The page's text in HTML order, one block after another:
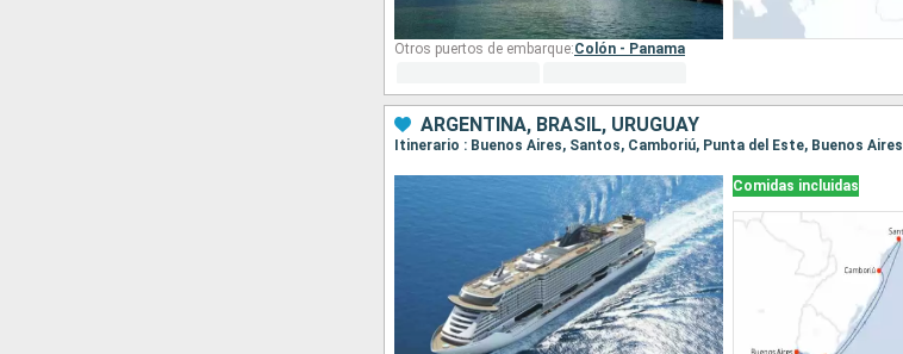
Otros puertos de embarque:Colón - Panama
ARGENTINA, BRASIL, URUGUAY
Itinerario : Buenos Aires, Santos, Camboriú, Punta del Este, Buenos Aires
Comidas incluidas